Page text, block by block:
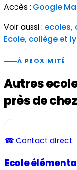
Accès : Google
Voir aussi : ecoles,
Ecole, collège et
À PROXIMITÉ
Autres
près de
☎ Contact direct
Ecole